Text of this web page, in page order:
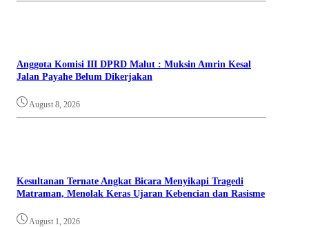
Anggota Komisi III DPRD Malut : Muksin Amrin Kesal
Jalan Payahe Belum Dikerjakan
August 8, 2026
Kesultanan Ternate Angkat Bicara Menyikapi Tragedi
Matraman, Menolak Keras Ujaran Kebencian dan Rasisme
August 1, 2026